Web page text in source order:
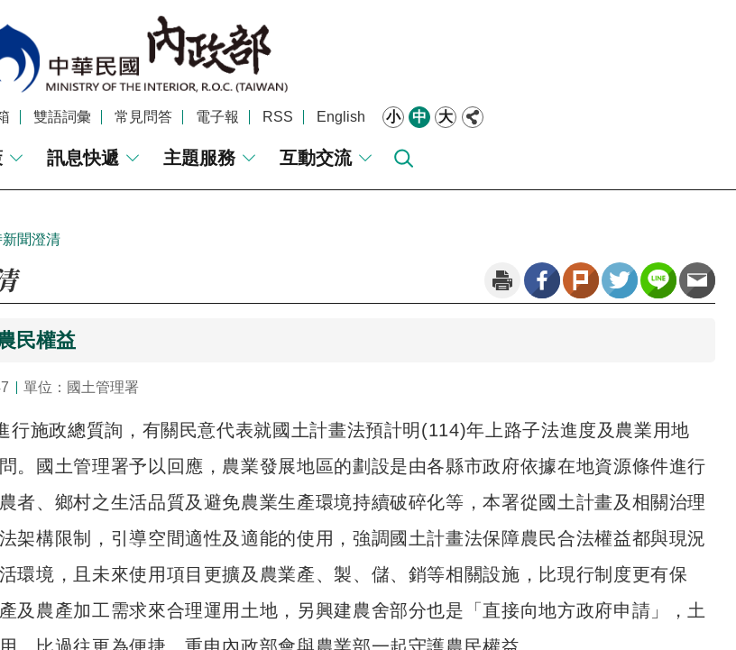
雙語詞彙 常見問答 電子報 RSS English 小 中 大
訊息快遞 主題服務 互動交流
新聞澄清
民權益
單位：國土管理署
行施政總質詢，有關民意代表就國土計畫法預計明(114)年上路子法進度及農業用地
。國土管理署予以回應，農業發展地區的劃設是由各縣市政府依據在地資源條件進行
者、鄉村之生活品質及避免農業生產環境持續破碎化等，本署從國土計畫及相關治理
架構限制，引導空間適性及適能的使用，強調國土計畫法保障農民合法權益都與現況
環境，且未來使用項目更擴及農業產、製、儲、銷等相關設施，比現行制度更有保
及農產加工需求來合理運用土地，另興建農舍部分也是「直接向地方政府申請」，土